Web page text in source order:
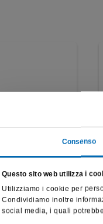
Consenso
Questo sito web utilizza i
Utilizziamo i cookie per
Condividiamo inoltre
social media, i quali